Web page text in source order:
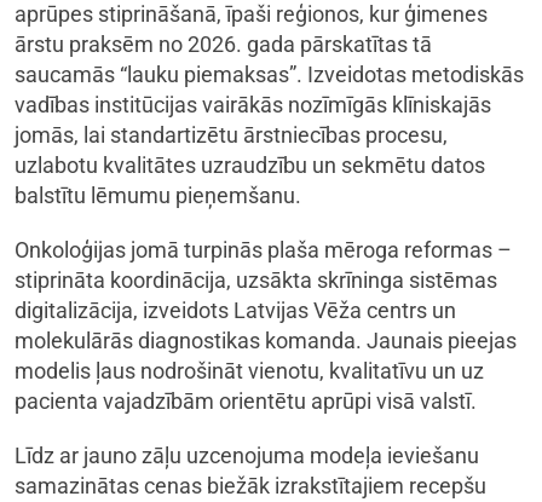
aprūpes stiprināšanā, īpaši reģionos, kur ģimenes
ārstu praksēm no 2026. gada pārskatītas tā
saucamās “lauku piemaksas”. Izveidotas metodiskās
vadības institūcijas vairākās nozīmīgās klīniskajās
jomās, lai standartizētu ārstniecības procesu,
uzlabotu kvalitātes uzraudzību un sekmētu datos
balstītu lēmumu pieņemšanu.
Onkoloģijas jomā turpinās plaša mēroga reformas –
stiprināta koordinācija, uzsākta skrīninga sistēmas
digitalizācija, izveidots Latvijas Vēža centrs un
molekulārās diagnostikas komanda. Jaunais pieejas
modelis ļaus nodrošināt vienotu, kvalitatīvu un uz
pacienta vajadzībām orientētu aprūpi visā valstī.
Līdz ar jauno zāļu uzcenojuma modeļa ieviešanu
samazinātas cenas biežāk izrakstītajiem recepšu